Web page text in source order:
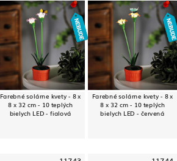
Farebné solárne kvety - 8 x
8 x 32 cm - 10 teplých
bielych LED - fialová
Farebné solárne kvety - 8 x
8 x 32 cm - 10 teplých
bielych LED - červená